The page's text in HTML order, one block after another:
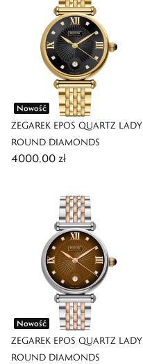
Nowość
ZEGAREK EPOS QUARTZ LADY
ROUND DIAMONDS
4000,00 zł
Nowość
ZEGAREK EPOS QUARTZ LADY
ROUND DIAMONDS